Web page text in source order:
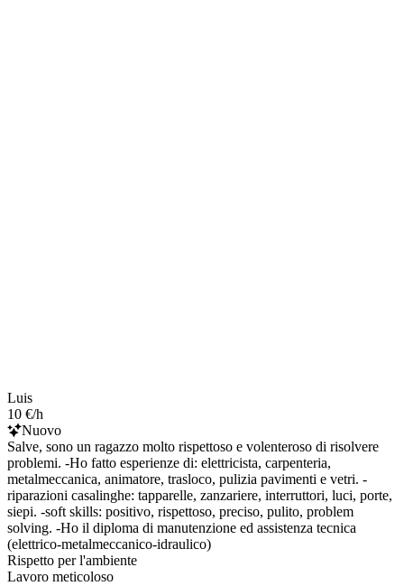
Luis
10 €/h
Nuovo
Salve, sono un ragazzo molto rispettoso e volenteroso di risolvere
problemi. -Ho fatto esperienze di: elettricista, carpenteria,
metalmeccanica, animatore, trasloco, pulizia pavimenti e vetri. -
riparazioni casalinghe: tapparelle, zanzariere, interruttori, luci, porte,
siepi. -soft skills: positivo, rispettoso, preciso, pulito, problem
solving. -Ho il diploma di manutenzione ed assistenza tecnica
(elettrico-metalmeccanico-idraulico)
Rispetto per l'ambiente
Lavoro meticoloso